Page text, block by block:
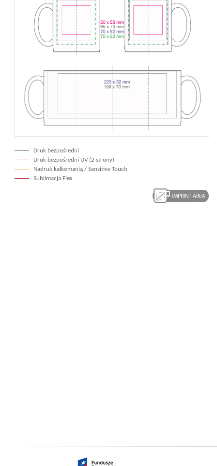
Druk bezpośredni
Druk bezpośredni UV (2 strony)
Nadruk kalkomanią / Sensitive Touch
Sublimacja Flex